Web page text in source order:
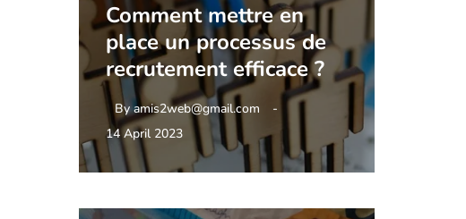
Comment mettre en
place un processus de
recrutement efficace ?
Byamis2web@gmail.com
14 April 2023